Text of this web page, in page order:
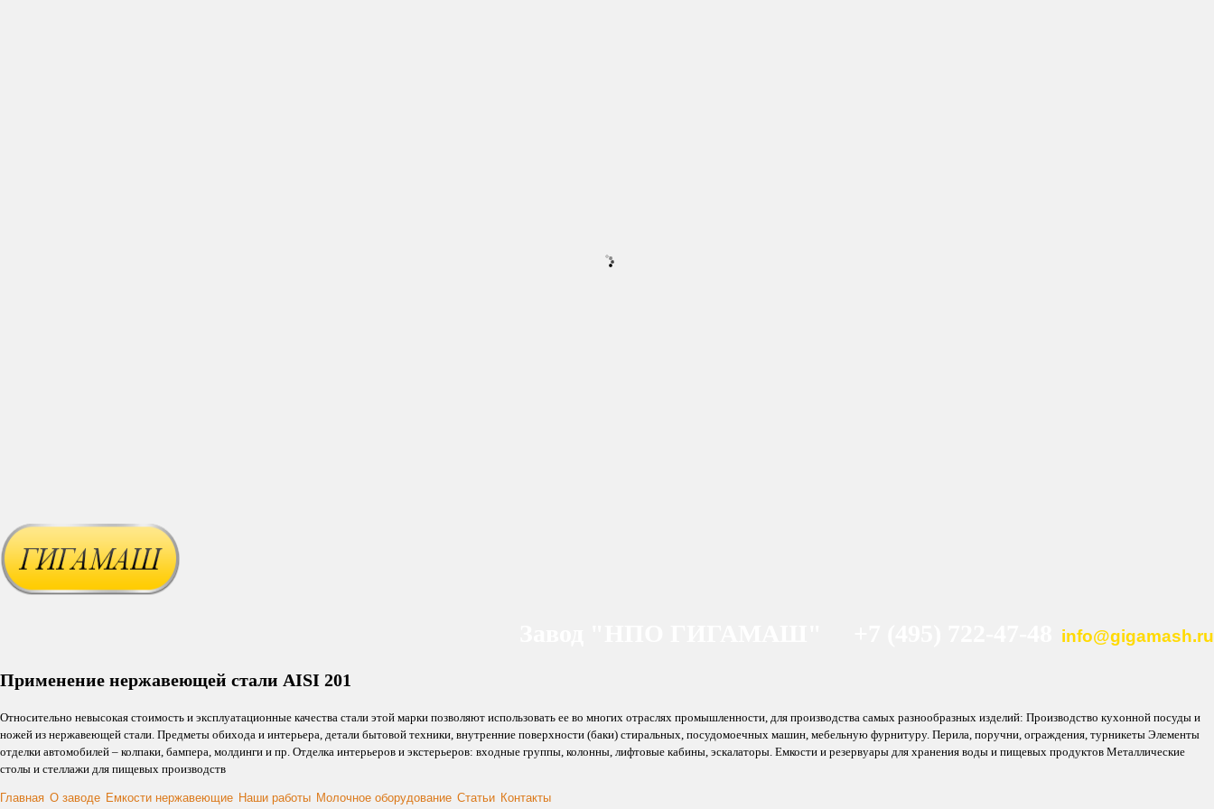
info@gigamash.ru
Применение нержавеющей стали AISI 201
Относительно невысокая стоимость и эксплуатационные качества стали этой марки позволяют использовать ее во многих отраслях промышленности, для производства самых разнообразных изделий: Производство кухонной посуды и
ножей из нержавеющей стали. Предметы обихода и интерьера, детали бытовой техники, внутренние поверхности (баки) стиральных, посудомоечных машин, мебельную фурнитуру. Перила, поручни, ограждения, турникеты Элементы
отделки автомобилей – колпаки, бампера, молдинги и пр. Отделка интерьеров и экстерьеров: входные группы, колонны, лифтовые кабины, эскалаторы. Емкости и резервуары для хранения воды и пищевых продуктов Металлические
столы и стеллажи для пищевых производств
Главная О заводе Емкости нержавеющие Наши работы Молочное оборудование Статьи Контакты